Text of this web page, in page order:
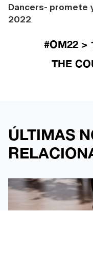
Dancers- promete
2022
#OM22 >
THE
ÚLTIMAS